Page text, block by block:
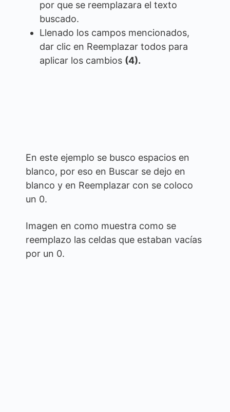
por que se reemplazara el texto
buscado.
Llenado los campos mencionados,
dar clic en Reemplazar todos para
aplicar los cambios (4).
En este ejemplo se busco espacios en
blanco, por eso en Buscar se dejo en
blanco y en Reemplazar con se coloco
un 0.
Imagen en como muestra como se
reemplazo las celdas que estaban vacías
por un 0.